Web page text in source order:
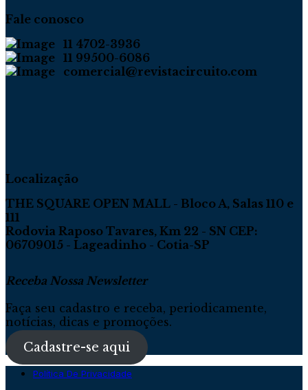
Fale conosco
11 4702-3936
11 99500-6086
comercial@revistacircuito.com
Localização
THE SQUARE OPEN MALL - Bloco A, Salas 110 e
111
Rodovia Raposo Tavares, Km 22 - SN CEP:
06709015 - Lageadinho - Cotia-SP
Receba Nossa Newsletter
Faça seu cadastro e receba, periodicamente,
notícias, dicas e promoções.
Cadastre-se aqui
Política De Privacidade